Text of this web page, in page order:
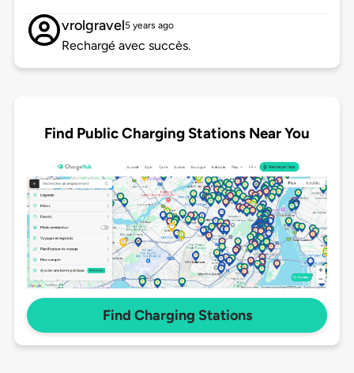
vrolgravel5 years ago
Rechargé avec succès.
Find Public Charging Stations Near You
Find Charging Stations